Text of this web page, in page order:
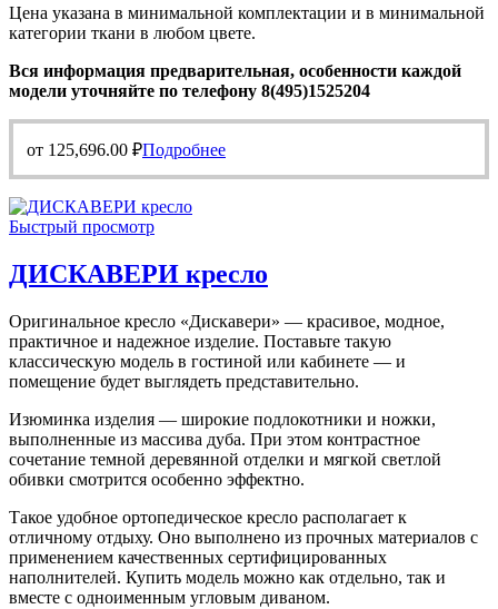
Цена указана в минимальной комплектации и в минимальной
категории ткани в любом цвете.
Вся информация предварительная, особенности каждой
модели уточняйте по телефону 8(495)1525204
от 125,696.00 ₽Подробнее
Быстрый просмотр
ДИСКАВЕРИ кресло
Оригинальное кресло «Дискавери» — красивое, модное,
практичное и надежное изделие. Поставьте такую
классическую модель в гостиной или кабинете — и
помещение будет выглядеть представительно.
Изюминка изделия — широкие подлокотники и ножки,
выполненные из массива дуба. При этом контрастное
сочетание темной деревянной отделки и мягкой светлой
обивки смотрится особенно эффектно.
Такое удобное ортопедическое кресло располагает к
отличному отдыху. Оно выполнено из прочных материалов с
применением качественных сертифицированных
наполнителей. Купить модель можно как отдельно, так и
вместе с одноименным угловым диваном.